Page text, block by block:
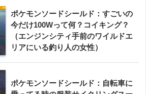
ポケモンソードシールド：すごいの
今だけ100Wって何？コイキング？
（エンジンシティ手前のワイルドエ
リアにいる釣り人の女性）
ポケモンソードシールド：自転車に